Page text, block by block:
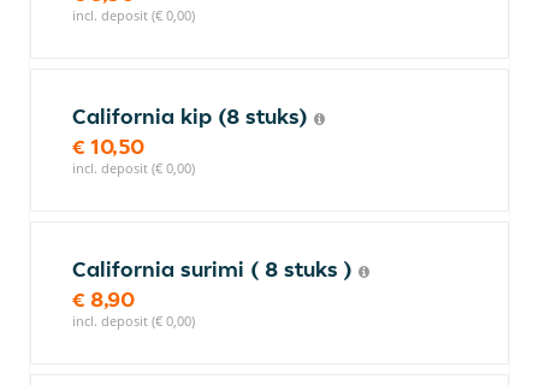
incl. deposit (€ 0,00)
California kip (8 stuks)
€ 10,50
incl. deposit (€ 0,00)
California surimi ( 8 stuks )
€ 8,90
incl. deposit (€ 0,00)